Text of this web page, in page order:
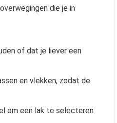
die je in
of dat je liever een
en vlekken, zodat de
om een lak te selecteren